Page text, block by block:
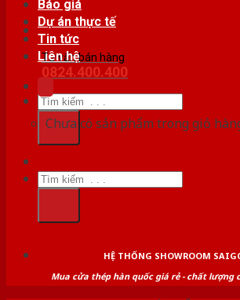
Tư vấn bán hàng
0824.400.400
Tìm
kiếm:
Báo giá
Dự án thực tế
Tin tức
Liên hệ
Chưa có sản phẩm trong giỏ
Tìm
kiếm:
HỆ THỐNG SHOWROOM
Mua cửa thép hàn quốc giá rẻ - chất lượng